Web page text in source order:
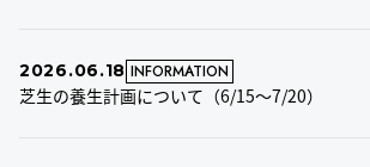
2026.06.18 INFORMATION
芝生の養生計画について（6/15～7/20）